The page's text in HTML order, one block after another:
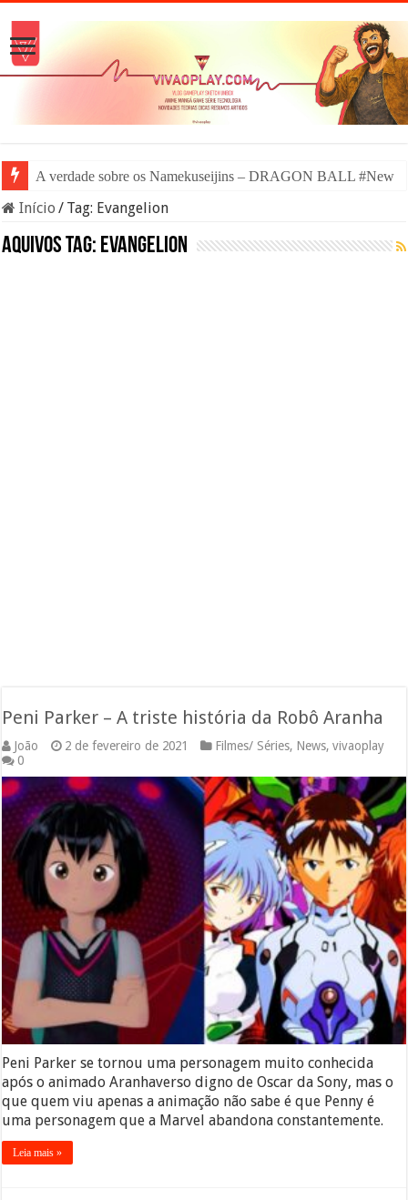
A verdade sobre os Namekuseijins – DRAGON BALL #News
Início / Tag: Evangelion
Aquivos tag: Evangelion
Peni Parker – A triste história da Robô Aranha
João 2 de fevereiro de 2021 Filmes/ Séries, News,vivaoplay
0
Peni Parker se tornou uma personagem muito conhecida
após o animado Aranhaverso digno de Oscar da Sony, mas o
que quem viu apenas a animação não sabe é que Penny é
uma personagem que a Marvel abandona constantemente.
Leia mais »